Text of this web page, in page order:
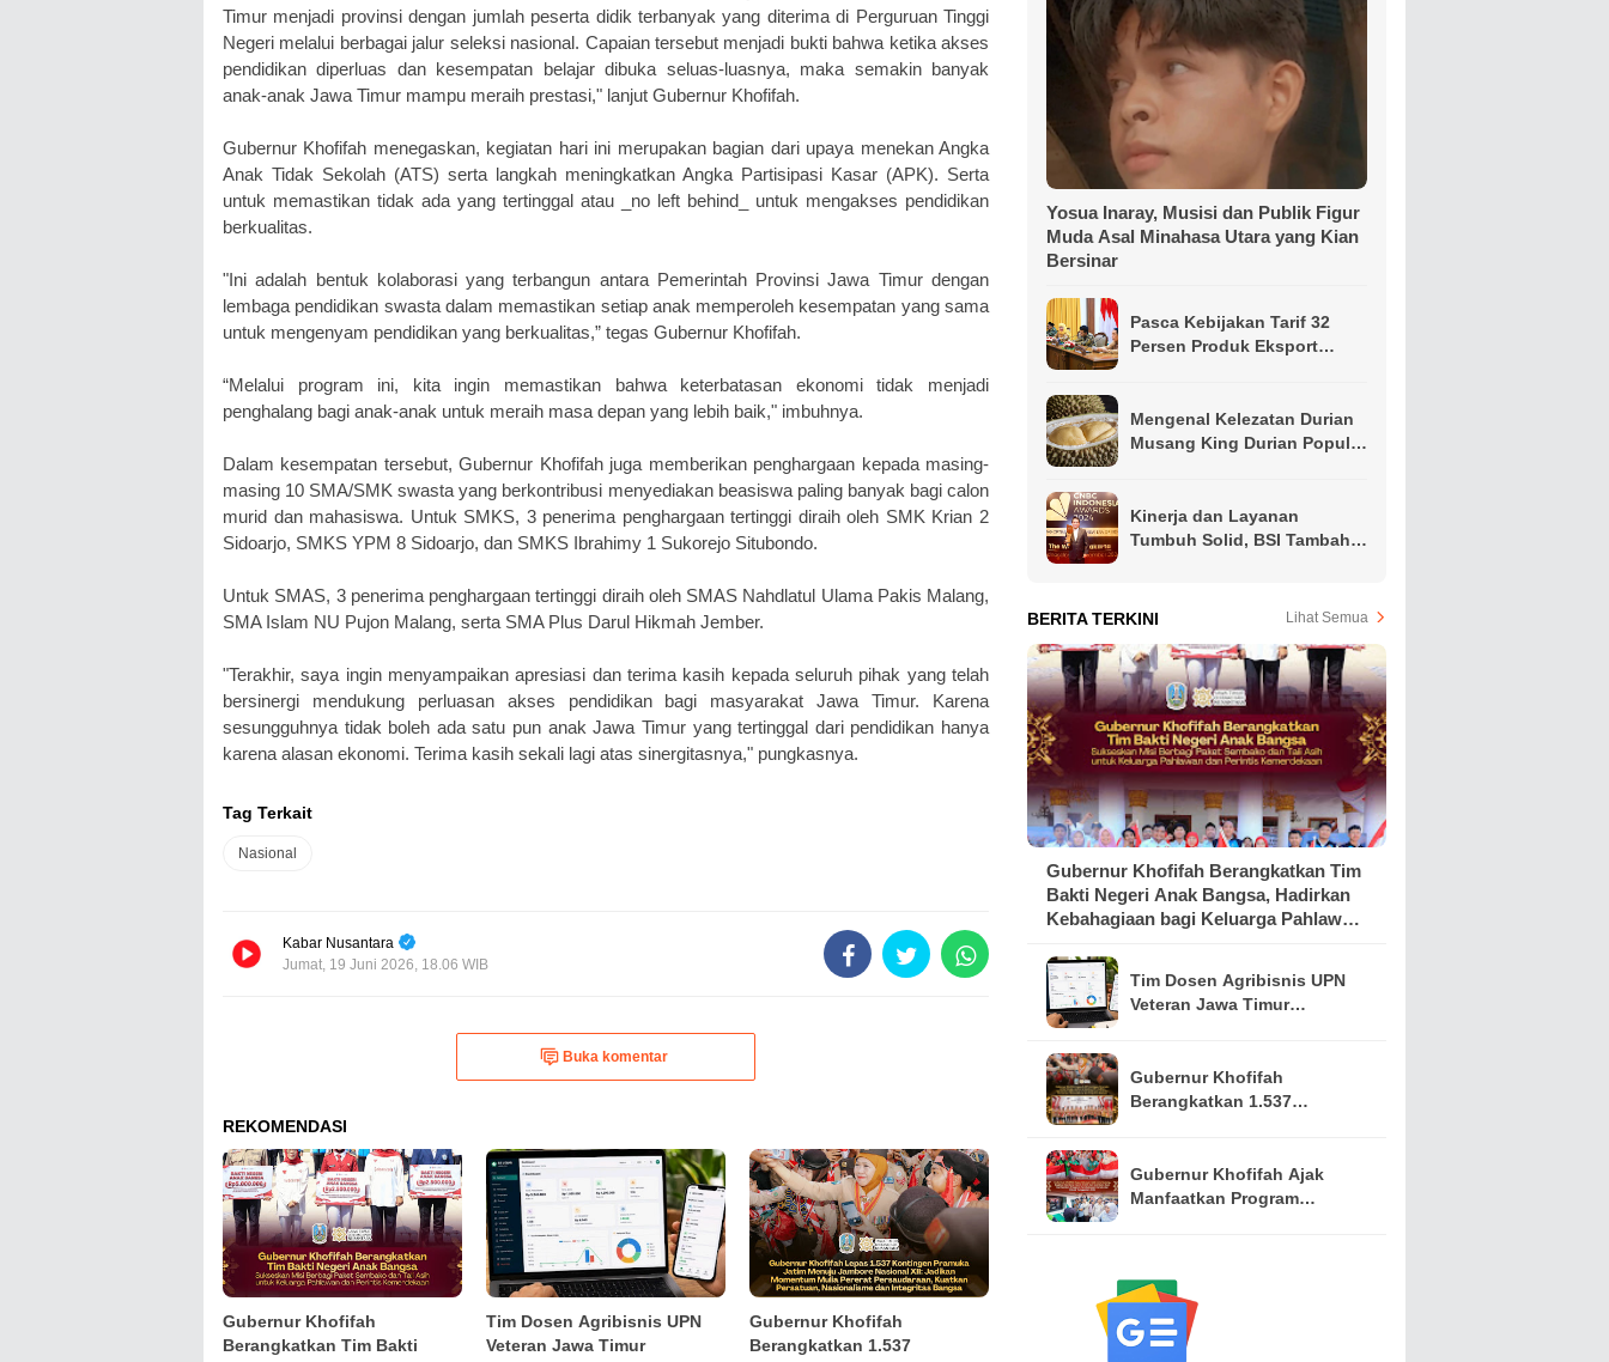
Timur menjadi provinsi dengan jumlah peserta didik terbanyak yang diterima di Perguruan Tinggi
Negeri melalui berbagai jalur seleksi nasional. Capaian tersebut menjadi bukti bahwa ketika akses
pendidikan diperluas dan kesempatan belajar dibuka seluas-luasnya, maka semakin banyak
anak-anak Jawa Timur mampu meraih prestasi," lanjut Gubernur Khofifah.
Gubernur Khofifah menegaskan, kegiatan hari ini merupakan bagian dari upaya menekan Angka
Anak Tidak Sekolah (ATS) serta langkah meningkatkan Angka Partisipasi Kasar (APK). Serta
untuk memastikan tidak ada yang tertinggal atau _no left behind_ untuk mengakses pendidikan
berkualitas.
"Ini adalah bentuk kolaborasi yang terbangun antara Pemerintah Provinsi Jawa Timur dengan
lembaga pendidikan swasta dalam memastikan setiap anak memperoleh kesempatan yang sama
untuk mengenyam pendidikan yang berkualitas,” tegas Gubernur Khofifah.
“Melalui program ini, kita ingin memastikan bahwa keterbatasan ekonomi tidak menjadi
penghalang bagi anak-anak untuk meraih masa depan yang lebih baik," imbuhnya.
Dalam kesempatan tersebut, Gubernur Khofifah juga memberikan penghargaan kepada masing-
masing 10 SMA/SMK swasta yang berkontribusi menyediakan beasiswa paling banyak bagi calon
murid dan mahasiswa. Untuk SMKS, 3 penerima penghargaan tertinggi diraih oleh SMK Krian 2
Sidoarjo, SMKS YPM 8 Sidoarjo, dan SMKS Ibrahimy 1 Sukorejo Situbondo.
Untuk SMAS, 3 penerima penghargaan tertinggi diraih oleh SMAS Nahdlatul Ulama Pakis Malang,
SMA Islam NU Pujon Malang, serta SMA Plus Darul Hikmah Jember.
"Terakhir, saya ingin menyampaikan apresiasi dan terima kasih kepada seluruh pihak yang telah
bersinergi mendukung perluasan akses pendidikan bagi masyarakat Jawa Timur. Karena
sesungguhnya tidak boleh ada satu pun anak Jawa Timur yang tertinggal dari pendidikan hanya
karena alasan ekonomi. Terima kasih sekali lagi atas sinergitasnya," pungkasnya.
Tag Terkait
Nasional
Kabar Nusantara
Jumat, 19 Juni 2026, 18.06 WIB
Buka komentar
REKOMENDASI
Gubernur Khofifah
Berangkatkan Tim Bakti
Tim Dosen Agribisnis UPN
Veteran Jawa Timur
Gubernur Khofifah
Berangkatkan 1.537
Yosua Inaray, Musisi dan Publik Figur
Muda Asal Minahasa Utara yang Kian
Bersinar
Pasca Kebijakan Tarif 32
Persen Produk Eksport
Ajak Apindo Jatim Siapkan
Langkah Intervensi Jaga
Mengenal Kelezatan Durian
Musang King Durian Populer
Kinerja dan Layanan
Tumbuh Solid, BSI Tambah
BERITA TERKINI
Lihat Semua
Gubernur Khofifah Berangkatkan Tim
Bakti Negeri Anak Bangsa, Hadirkan
Kebahagiaan bagi Keluarga Pahlawan
Tim Dosen Agribisnis UPN
Veteran Jawa Timur
Kelompok Tani dan UMKM
Gubernur Khofifah
Berangkatkan 1.537
Pesankan Semangat
Persaudaraan
Gubernur Khofifah Ajak
Manfaatkan Program
Malang